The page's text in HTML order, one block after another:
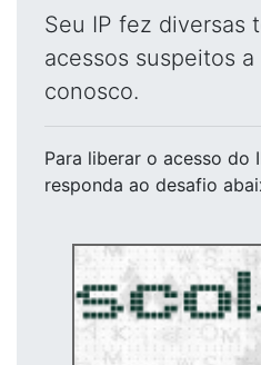
Seu IP fez diversas
acessos suspeitos
conosco.
Para liberar o acesso do
responda ao desafio